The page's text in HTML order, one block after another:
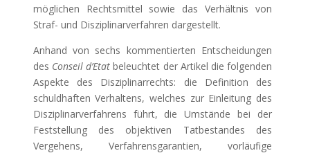
möglichen Rechtsmittel sowie das Verhältnis von
Straf- und Disziplinarverfahren dargestellt.
Anhand von sechs kommentierten Entscheidungen
des Conseil d’Etatbeleuchtet der Artikel die folgenden
Aspekte des Disziplinarrechts: die Definition des
schuldhaften Verhaltens, welches zur Einleitung des
Disziplinarverfahrens führt, die Umstände bei der
Feststellung des objektiven Tatbestandes des
Vergehens, Verfahrensgarantien, vorläufige